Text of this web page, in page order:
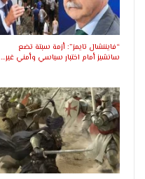
“فايننشال تايمز”: أزمة سبتة تضع
سانشيز أمام اختبار سياسي وأمني غير…